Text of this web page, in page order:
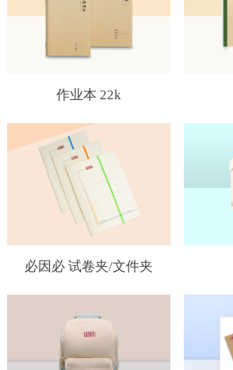
作业本 22k
必因必 试卷夹/文件夹